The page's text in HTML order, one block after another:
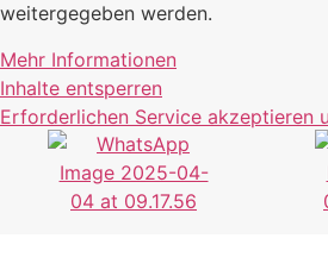
weitergegeben werden.
Mehr Informationen
Inhalte entsperren
Erforderlichen Service akzeptieren